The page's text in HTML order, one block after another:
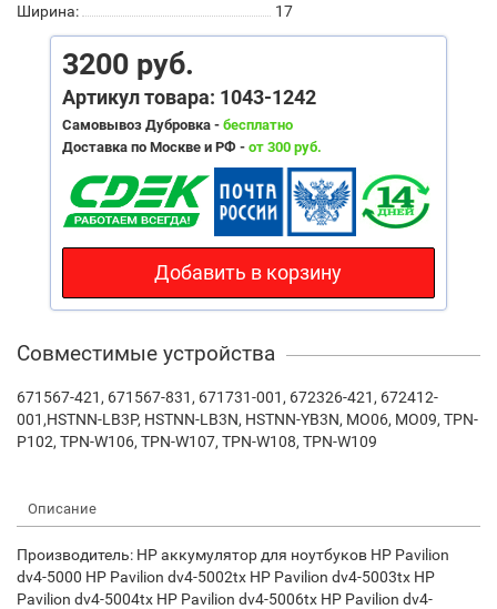
Ширина:
17
3200 руб.
Артикул товара: 1043-1242
Самовывоз Дубровка - бесплатно
Доставка по Москве и РФ - от 300 руб.
Добавить в корзину
Совместимые устройства
671567-421, 671567-831, 671731-001, 672326-421, 672412-
001,HSTNN-LB3P, HSTNN-LB3N, HSTNN-YB3N, MO06, MO09, TPN-
P102, TPN-W106, TPN-W107, TPN-W108, TPN-W109
Описание
Производитель: HP аккумулятор для ноутбуков HP Pavilion
dv4-5000 HP Pavilion dv4-5002tx HP Pavilion dv4-5003tx HP
Pavilion dv4-5004tx HP Pavilion dv4-5006tx HP Pavilion dv4-